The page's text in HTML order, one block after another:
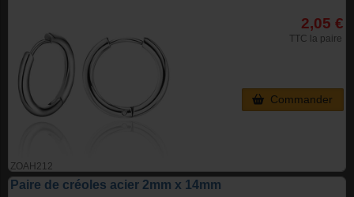
ZOAH212
2,05 €
TTC la paire
Commander
Paire de créoles acier 2mm x 14mm